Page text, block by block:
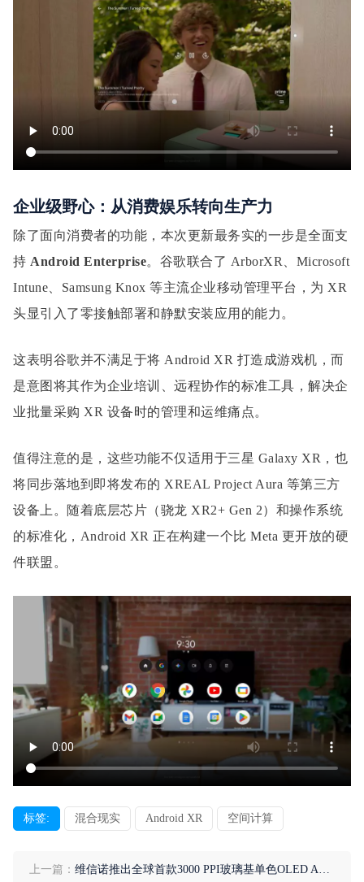
企业级野心：从消费娱乐转向生产力
除了面向消费者的功能，本次更新最务实的一步是全面支
持 Android Enterprise。谷歌联合了 ArborXR、Microsoft
Intune、Samsung Knox 等主流企业移动管理平台，为 XR
头显引入了零接触部署和静默安装应用的能力。
这表明谷歌并不满足于将 Android XR 打造成游戏机，而
是意图将其作为企业培训、远程协作的标准工具，解决企
业批量采购 XR 设备时的管理和运维痛点。
值得注意的是，这些功能不仅适用于三星 Galaxy XR，也
将同步落地到即将发布的 XREAL Project Aura 等第三方
设备上。随着底层芯片（骁龙 XR2+ Gen 2）和操作系统
的标准化，Android XR 正在构建一个比 Meta 更开放的硬
件联盟。
标签: 混合现实 Android XR 空间计算
上一篇： 维信诺推出全球首款3000 PPI玻璃基单色OLED AR解决方案